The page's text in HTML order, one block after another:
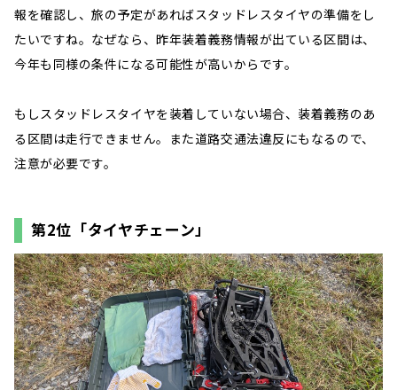
報を確認し、旅の予定があればスタッドレスタイヤの準備をし
たいですね。なぜなら、昨年装着義務情報が出ている区間は、
今年も同様の条件になる可能性が高いからです。
もしスタッドレスタイヤを装着していない場合、装着義務のあ
る区間は走行できません。また道路交通法違反にもなるので、
注意が必要です。
第2位「タイヤチェーン」